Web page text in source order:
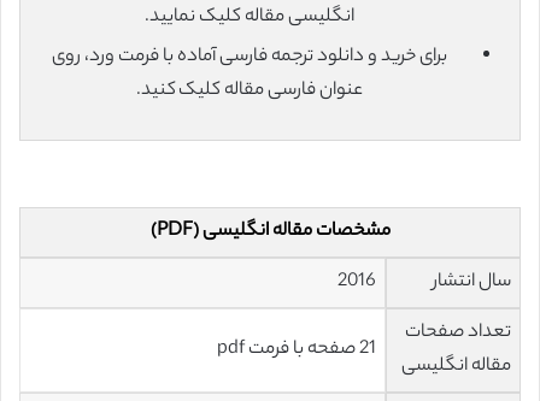
انگلیسی مقاله کلیک نمایید.
برای خرید و دانلود ترجمه فارسی آماده با فرمت ورد، روی
عنوان فارسی مقاله کلیک کنید.
مشخصات مقاله انگلیسی (PDF)
سال انتشار
2016
تعداد صفحات
مقاله انگلیسی
21 صفحه با فرمت pdf